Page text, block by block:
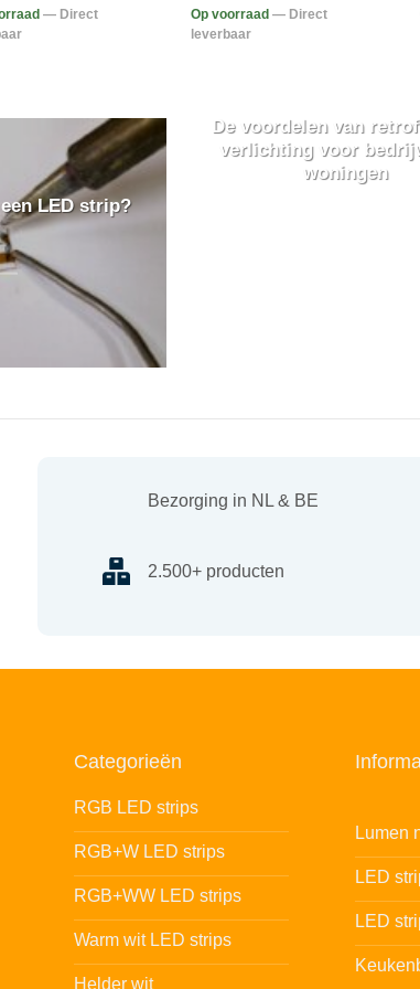
— Direct
Op voorraad — Direct
leverbaar
LED strip?
De voordelen van
verlichting voor
woningen
Bezorging in NL & BE
2.500+ producten
Categorieën
RGB LED strips
RGB+W LED strips
RGB+WW LED strips
Warm wit LED strips
Helder wit
Lumen
LED
LED